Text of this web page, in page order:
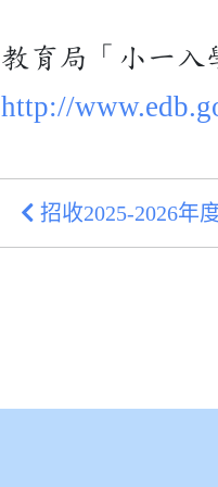
教育局「小一入
http://
招收2025-2026年